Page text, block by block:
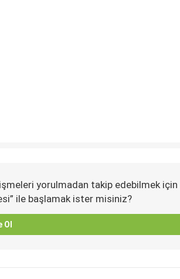
yorulmadan takip edebilmek için
ile başlamak ister misiniz?
Ol